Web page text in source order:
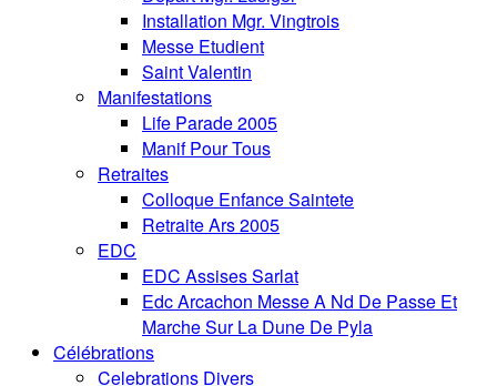
Installation Mgr. Vingtrois
Messe Etudient
Saint Valentin
Manifestations
Life Parade 2005
Manif Pour Tous
Retraites
Colloque Enfance Saintete
Retraite Ars 2005
EDC
EDC Assises Sarlat
Edc Arcachon Messe A Nd De Passe Et
Marche Sur La Dune De Pyla
Célébrations
Celebrations Divers